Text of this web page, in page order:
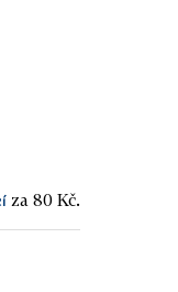
za 80 Kč.